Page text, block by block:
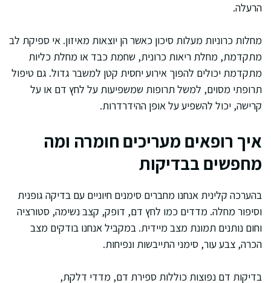
הרעלה.
מחלות כרוניות מעלות סיכון כאשר הן יוצאות מאיזון. אי ספיקת לב
מתקדמת, מחלת ריאות כרונית, שחמת כבד או מחלת כליות
מתקדמת יכולים להפוך אירוע יחסית קטן למשבר גדול. גם טיפול
תרופתי מסוים, למשל תרופות שמשפיעות על לחץ דם או על
קרישה, יכול להשפיע על אופן ההידרדרות.
איך רופאים מעריכים חומרה ומה
מחפשים בבדיקות
בהערכה קלינית אנחנו מחברים סימנים חיוניים עם בדיקה גופנית
וסיפור מחלה. מדדים כמו לחץ דם, דופק, קצב נשימה, סטורציה
וחום נותנים תמונת מצב מיידית. במקביל אנחנו בודקים מצב
הכרה, צבע עור, סימני התייבשות ונפיחות.
בדיקות דם נפוצות כוללות ספירת דם, מדדי דלקת,